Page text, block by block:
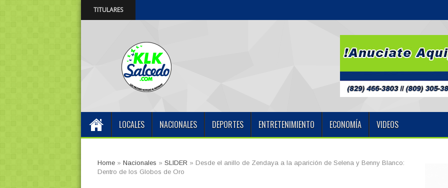
TITULARES
LOCALES NACIONALES DEPORTES ENTRETENIMIENTO ECONOMÍA VIDEOS
Home» Nacionales » SLIDER » Desde el anillo de Zendaya a la aparición de Selena y Benny Blanco:
Dentro de los Globos de Oro